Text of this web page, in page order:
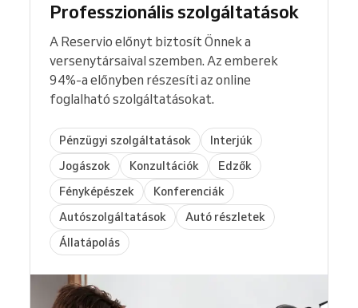
Professzionális szolgáltatások
A Reservio előnyt biztosít Önnek a
versenytársaival szemben. Az emberek
94%-a előnyben részesíti az online
foglalható szolgáltatásokat.
Pénzügyi szolgáltatások
Interjúk
Jogászok
Konzultációk
Edzők
Fényképészek
Konferenciák
Autószolgáltatások
Autó részletek
Állatápolás